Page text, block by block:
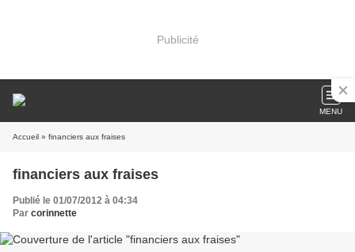
Publicité
MENU
Accueil » financiers aux fraises
financiers aux fraises
Publié le 01/07/2012 à 04:34
Par corinnette